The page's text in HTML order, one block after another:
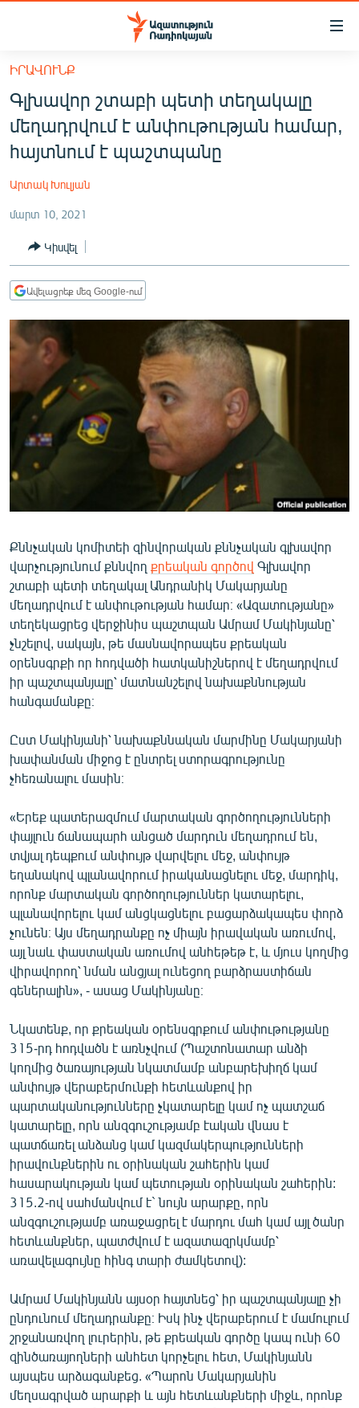
Մատչելիության
հիմնական
բովանդակությանը
Անցնել
հիմնական
մենյուին
ՀԱՅԱՍՏԱՆ
ՔԱՂԱՔԱԿԱՆ
ՏՆՏԵՍՈՒԹՅՈՒՆ
ՂԱՐԱԲԱՂ
ՏԱՐԱԾԱՇՐՋԱՆ
ՄԻՋԱԶԳԱՅԻՆ
ՄՇԱԿՈՒՅԹ
ՍՊՈՐՏ
ՄԵԿՆԱԲԱՆՈՒԹՅՈՒՆ
ՏՏ ԵՒ ԻՆՏԵՐՆԵՏ
ԱՐԽԻՎ
ՏԵՍԱՆՅՈՒԹԵՐ
ԲԱՆԱՎԵՃ
ՁԳՏԵԼՈՎ ԼԱՎԱԳՈՒՅՆԻՆ
ՓՈԴՔԱՍԹ
Հայերեն
English
Русский
«Ազատության» բոլոր կայքերը
ԻՐԱՎՈՒՆՔ
Գլխավոր շտաբի պետի տեղակալը
մեղադրվում է անփութության համար,
հայտնում է պաշտպանը
Արտակ Խուլյան
մարտ 10, 2021
Կիսվել
Ավելացրեք մեզ Google-ում
Քննչական կոմիտեի զինվորական քննչական գլխավոր
վարչությունում քննվող քրեական գործով Գլխավոր
շտաբի պետի տեղակալ Անդրանիկ Մակարյանը
մեղադրվում է անփութության համար։ «Ազատությանը»
տեղեկացրեց վերջինիս պաշտպան Ամրամ Մակինյանը՝
չնշելով, սակայն, թե մասնավորապես քրեական
օրենսգրքի որ հոդվածի հատկանիշներով է մեղադրվում
իր պաշտպանյալը՝ մատնանշելով նախաքննության
հանգամանքը։
Ըստ Մակինյանի՝ նախաքննական մարմինը Մակարյանի
խափանման միջոց է ընտրել ստորագրությունը
չհեռանալու մասին։
«Երեք պատերազմում մարտական գործողությունների
փայլուն ճանապարհ անցած մարդուն մեղադրում են,
տվյալ դեպքում անփույթ վարվելու մեջ, անփույթ
եղանակով պլանավորում իրականացնելու մեջ, մարդիկ,
որոնք մարտական գործողություններ կատարելու,
պլանավորելու կամ անցկացնելու բացարձակապես փորձ
չունեն։ Այս մեղադրանքը ոչ միայն իրավական առումով,
այլ նաև փաստական առումով անհեթեթ է, և մյուս կողմից
վիրավորող՝ նման անցյալ ունեցող բարձրաստիճան
գեներալին», - ասաց Մակինյանը։
Նկատենք, որ քրեական օրենսգրքում անփութությանը
315-րդ հոդվածն է առնչվում (Պաշտոնատար անձի
կողմից ծառայության նկատմամբ անբարեխիղճ կամ
անփույթ վերաբերմունքի հետևանքով իր
պարտականությունները չկատարելը կամ ոչ պատշաճ
կատարելը, որն անզգուշությամբ էական վնաս է
պատճառել անձանց կամ կազմակերպությունների
իրավունքներին ու օրինական շահերին կամ
հասարակության կամ պետության օրինական շահերին:
315.2-ով սահմանվում է` նույն արարքը, որն
անզգուշությամբ առաջացրել է մարդու մահ կամ այլ ծանր
հետևանքներ, պատժվում է ազատազրկմամբ՝
առավելագույնը հինգ տարի ժամկետով):
Ամրամ Մակինյանն այսօր հայտնեց՝ իր պաշտպանյալը չի
ընդունում մեղադրանքը։ Իսկ ինչ վերաբերում է մամուլում
շրջանառվող լուրերին, թե քրեական գործը կապ ունի 60
զինծառայողների անհետ կորչելու հետ, Մակինյանն
այսպես արձագանքեց. «Պարոն Մակարյանին
մեղսագրված արարքի և այն հետևանքների միջև, որոնք